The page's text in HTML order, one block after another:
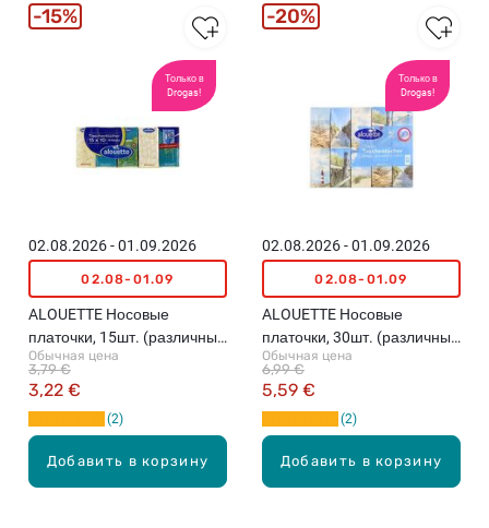
Только в
Drogas!
Добавить в корзину
02.08.2026 - 01.09.2026
02.08-01.09
ALOUETTE Hосовые
платочки, 15шт. (различные
цвета)
Обычная цена
3,22 €
3,79 €
2
15%
Только в
Drogas!
Добавить в корзину
02.08.2026 - 01.09.2026
02.08-01.09
ALOUETTE Hосовые
платочки, 30шт. (различные
цвета)
Обычная цена
5,59 €
6,99 €
2
20%